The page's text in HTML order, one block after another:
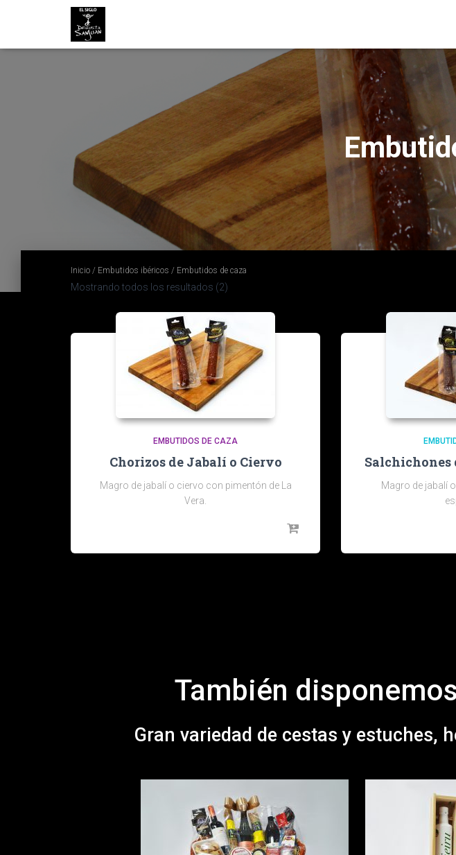
Inicio / Embutidos ibéricos / Embutidos de caza
Mostrando todos los resultados (2)
EMBUTIDOS DE CAZA
Chorizos de Jabalí o Ciervo
Magro de jabalí o ciervo con pimentón de La
Vera.
Salchichones
Magro de jabalí
También
Gran variedad de cestas y estuches,